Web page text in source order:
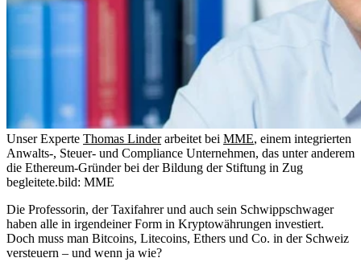
Unser Experte Thomas Linderarbeitet bei MME, einem integrierten
Anwalts-, Steuer- und Compliance Unternehmen, das unter anderem
die Ethereum-Gründer bei der Bildung der Stiftung in Zug
begleitete.bild: MME
Die Professorin, der Taxifahrer und auch sein Schwippschwager
haben alle in irgendeiner Form in Kryptowährungen investiert.
Doch muss man Bitcoins, Litecoins, Ethers und Co. in der Schweiz
versteuern – und wenn ja wie?